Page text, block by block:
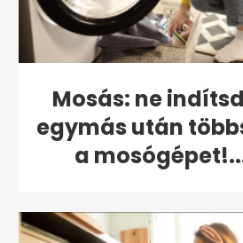
Mosás: ne
egymás után
a